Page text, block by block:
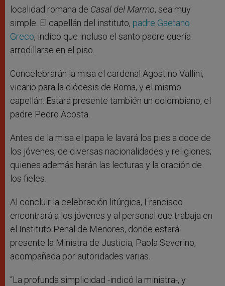
localidad romana de Casal del Marmo, sea muy
simple. El capellán del instituto, padre Gaetano
Greco, indicó que incluso el santo padre quería
arrodillarse en el piso.
Concelebrarán la misa el cardenal Agostino Vallini,
vicario para la diócesis de Roma, y el mismo
capellán. Estará presente también un colombiano, el
padre Pedro Acosta.
Antes de la misa el papa le lavará los pies a doce de
los jóvenes, de diversas nacionalidades y religiones;
quienes además harán las lecturas y la oración de
los fieles.
Al concluir la celebración litúrgica, Francisco
encontrará a los jóvenes y al personal que trabaja en
el Instituto Penal de Menores, donde estará
presente la Ministra de Justicia, Paola Severino,
acompañada por autoridades varias.
“La profunda simplicidad -indicó la ministra-, y